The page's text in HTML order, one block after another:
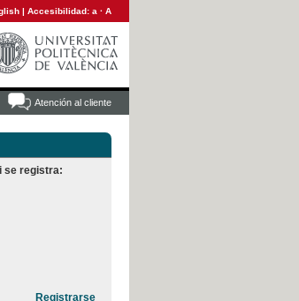
| Accesibilidad: a · A
Atención al cliente
se registra: